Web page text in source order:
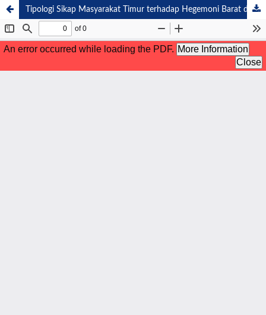
Tipologi Sikap Masyarakat Timur terhadap Hegemoni Barat dalam Naskah Drama Abthal Al-Yarmuk: Analisis Oksidentalisme Hassan Hanafi